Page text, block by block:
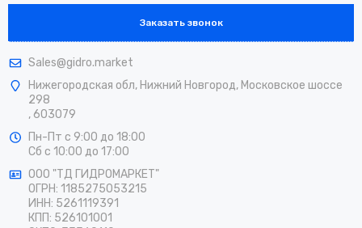
Заказать звонок
Sales@gidro.market
Нижегородская обл, Нижний Новгород, Московское шоссе
298
, 603079
Пн-Пт с 9:00 до 18:00
Сб с 10:00 до 17:00
ООО "ТД ГИДРОМАРКЕТ"
ОГРН: 1185275053215
ИНН: 5261119391
КПП: 526101001